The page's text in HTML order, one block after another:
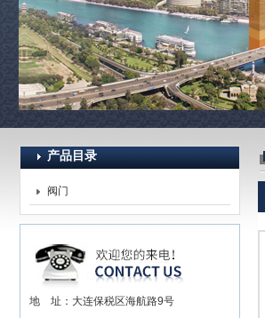
赫尔纳贸易（大连）有限公司
产品目录
阀门
地 址：大连保税区海航路9号